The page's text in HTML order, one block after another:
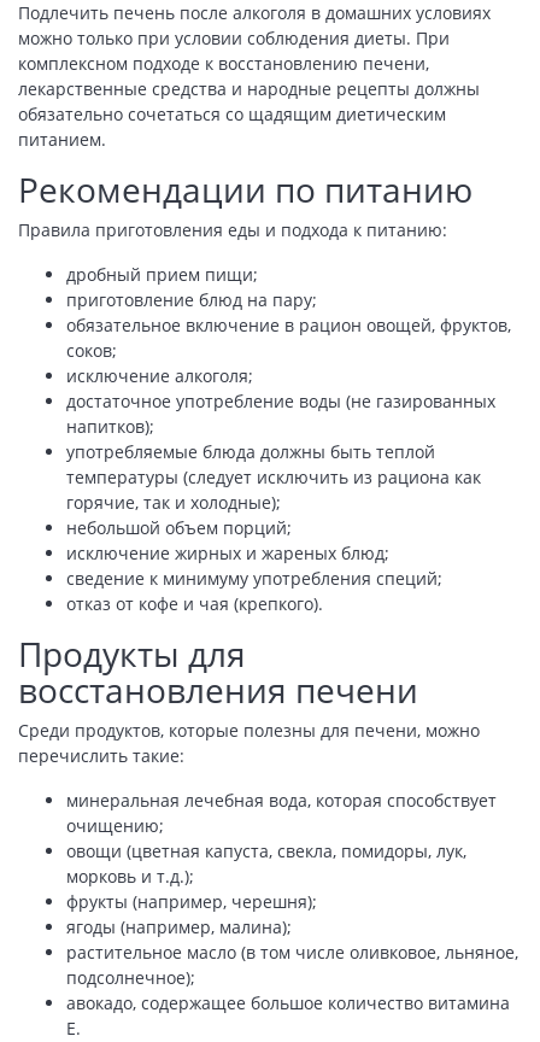
Подлечить печень после алкоголя в домашних условиях
можно только при условии соблюдения диеты. При
комплексном подходе к восстановлению печени,
лекарственные средства и народные рецепты должны
обязательно сочетаться со щадящим диетическим
питанием.
Рекомендации по питанию
Правила приготовления еды и подхода к питанию:
дробный прием пищи;
приготовление блюд на пару;
обязательное включение в рацион овощей, фруктов,
соков;
исключение алкоголя;
достаточное употребление воды (не газированных
напитков);
употребляемые блюда должны быть теплой
температуры (следует исключить из рациона как
горячие, так и холодные);
небольшой объем порций;
исключение жирных и жареных блюд;
сведение к минимуму употребления специй;
отказ от кофе и чая (крепкого).
Продукты для
восстановления печени
Среди продуктов, которые полезны для печени, можно
перечислить такие:
минеральная лечебная вода, которая способствует
очищению;
овощи (цветная капуста, свекла, помидоры, лук,
морковь и т.д.);
фрукты (например, черешня);
ягоды (например, малина);
растительное масло (в том числе оливковое, льняное,
подсолнечное);
авокадо, содержащее большое количество витамина
Е.